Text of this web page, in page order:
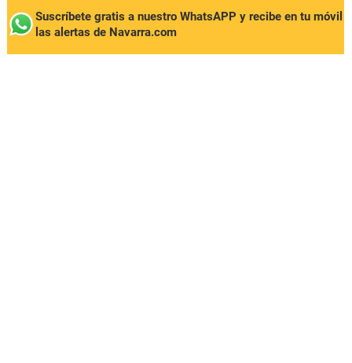
Suscríbete gratis a nuestro WhatsAPP y recibe en tu móvil
las alertas de Navarra.com